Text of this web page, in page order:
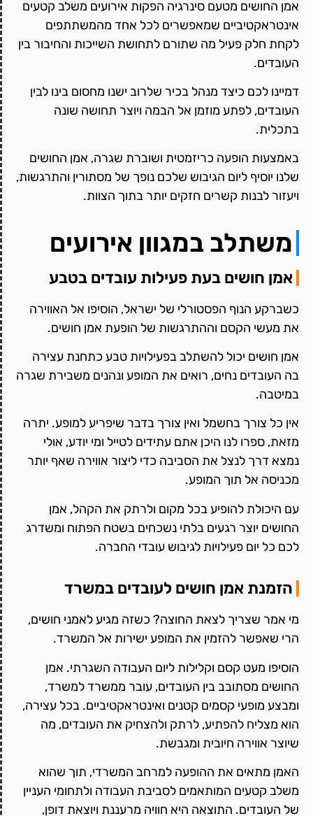
אמן החושים מטעם סינרגיה הפקות אירועים משלב קטעים
אינטראקטיביים שמאפשרים לכל אחד מהמשתתפים
לקחת חלק פעיל מה שתורם לתחושת השייכות והחיבור בין
העובדים.
דמיינו לכם כיצד מנהל בכיר שלרוב ישנו מחסום בינו לבין
העובדים, לפתע מוזמן אל הבמה ויוצר תחושה שונה
בתכלית.
באמצעות הופעה כריזמטית ושוברת שגרה, אמן החושים
שלנו יוסיף ליום הגיבוש שלכם נופך של מסתורין והתרגשות,
ויעזור לבנות קשרים חזקים יותר בתוך הצוות.
משתלב במגוון אירועים
אמן חושים בעת פעילות עובדים בטבע
כשברקע הנוף הפסטורלי של ישראל, הוסיפו אל האווירה
את מעשי הקסם וההתרגשות של הופעת אמן חושים.
אמן חושים יכול להשתלב בפעילויות טבע כתחנת עצירה
בה העובדים נחים, רואים את המופע ונהנים משבירת שגרה
במיטבה.
אין כל צורך בחשמל ואין צורך בדבר שיפריע למופע. יתרה
מזאת, ספרו לנו היכן אתם עתידים לטייל ומי יודע, אולי
נמצא דרך לנצל את הסביבה כדי ליצור אווירה שאף יותר
מכניסה אל תוך המופע.
עם היכולת להופיע בכל מקום ולרתק את הקהל, אמן
החושים יוצר רגעים בלתי נשכחים בשטח הפתוח ומשדרג
לכם כל יום פעילויות לגיבוש עובדי החברה.
הזמנת אמן חושים לעובדים במשרד
מי אמר שצריך לצאת החוצה? כשזה מגיע לאמני חושים,
הרי שאפשר להזמין את המופע ישירות אל המשרד.
הוסיפו מעט קסם וקלילות ליום העבודה השגרתי. אמן
החושים מסתובב בין העובדים, עובר ממשרד למשרד,
ומבצע מופעי קסמים קטנים ואינטראקטיביים. בכל עצירה,
הוא מצליח להפתיע, לרתק ולהצחיק את העובדים, מה
שיוצר אווירה חיובית ומגבשת.
האמן מתאים את ההופעה למרחב המשרדי, תוך שהוא
משלב קטעים המותאמים לסביבת העבודה ולתחומי העניין
של העובדים. התוצאה היא חוויה מרעננת ויוצאת דופן,